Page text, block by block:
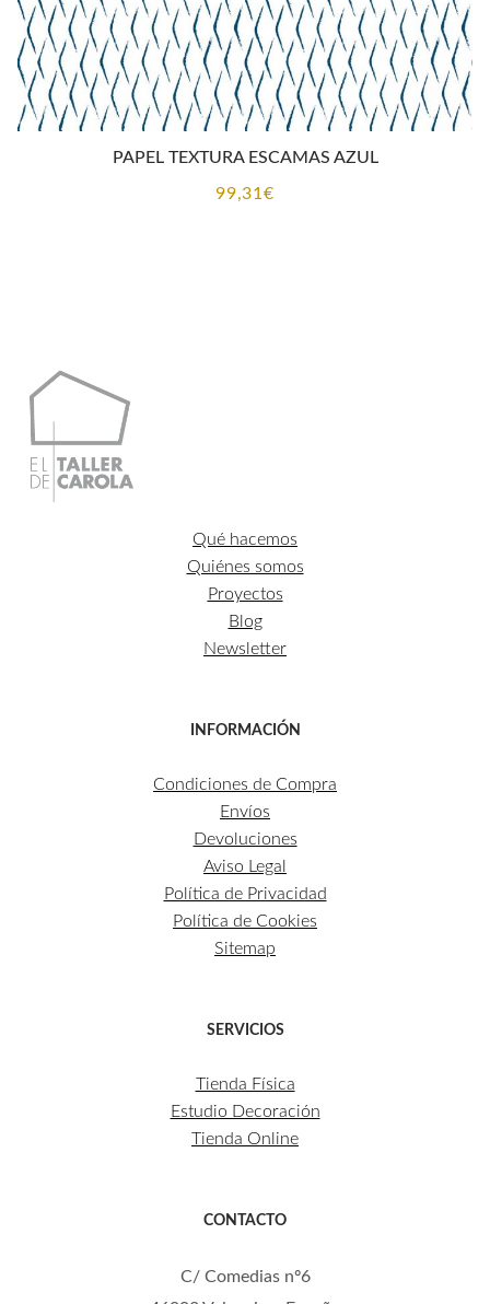
PAPEL TEXTURA ESCAMAS AZUL
99,31€
Qué hacemos
Quiénes somos
Proyectos
Blog
Newsletter
INFORMACIÓN
Condiciones de Compra
Envíos
Devoluciones
Aviso Legal
Política de Privacidad
Política de Cookies
Sitemap
SERVICIOS
Tienda Física
Estudio Decoración
Tienda Online
CONTACTO
C/ Comedias nº6